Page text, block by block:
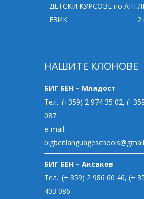
ДЕТСКИ КУРСОВЕ по
ЕЗИК
2
НАШИТЕ КЛОНОВЕ
БИГ БЕН – Младост
Тел.: (+359) 2 974 35 02,
087
e-mail:
БИГ БЕН – Аксаков
Тел.: (+ 359) 2 986 60 46, (+
403 086